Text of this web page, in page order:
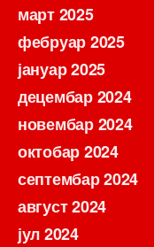
март 2025
фебруар 2025
јануар 2025
децембар 2024
новембар 2024
октобар 2024
септембар 2024
август 2024
јул 2024